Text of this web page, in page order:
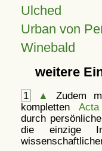
Ulched
Urban von
Winebald
weitere
1 ▲
Zudem
kompletten Acta
durch
die einzige